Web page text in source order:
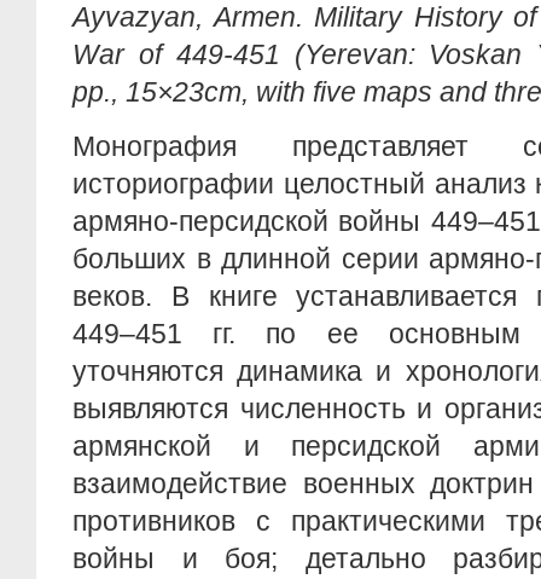
Ayvazyan, Armen. Military History
War of 449-451 (Yerevan: Voskan
pp., 15×23cm, with five maps and
Монография
историографии целостный
армяно-персидской войны
больших в длинной серии aрмяно-
веков. В книге
449–451 гг. по ее основным
уточняются динамика и
выявляются численность и
армянской и персидской
взаимодействие военных
противников с практическими
войны и боя; детально